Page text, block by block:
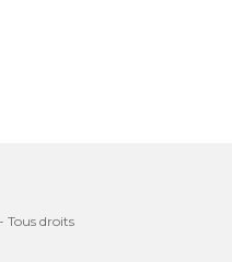
Tous droits